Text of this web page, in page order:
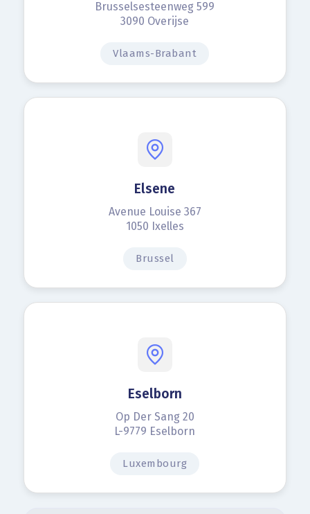
Brusselsesteenweg 599
3090 Overijse
Vlaams-Brabant
Elsene
Avenue Louise 367
1050 Ixelles
Brussel
Eselborn
Op Der Sang 20
L-9779 Eselborn
Luxembourg